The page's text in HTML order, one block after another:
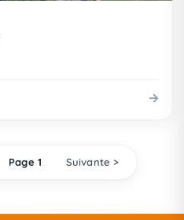
Page 1 Suivante >